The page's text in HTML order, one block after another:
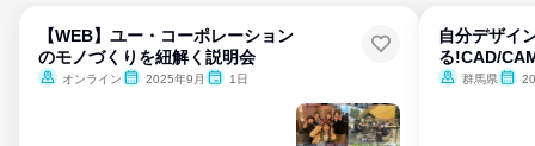
【WEB】ユー・コーポレーション
のモノづくりを紐解く説明会
オンライン 2025年9月 1日
自分デザイ
る!CAD/
群馬県